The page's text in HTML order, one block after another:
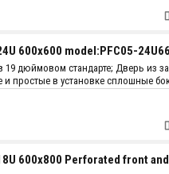
600x600 model:PFC05-
дюймовом стандарте; Дверь из
и простые в установке сплошные
профиль - 2 мм, остальные
полка + 4 ролика; Конструкция:
600x800 Perforated front